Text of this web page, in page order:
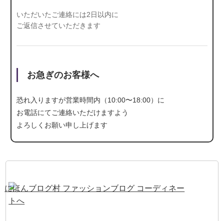
いただいたご連絡には2日以内に
ご返信させていただきます
お急ぎのお客様へ
恐れ入りますが営業時間内（10:00〜18:00）に
お電話にてご連絡いただけますよう
よろしくお願い申し上げます